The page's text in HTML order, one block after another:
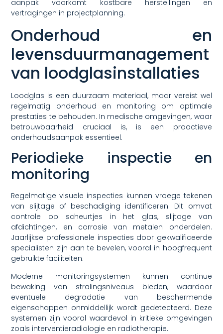
aanpak voorkomt kostbare herstellingen en
vertragingen in projectplanning.
Onderhoud en
levensduurmanagement
van loodglasinstallaties
Loodglas is een duurzaam materiaal, maar vereist wel
regelmatig onderhoud en monitoring om optimale
prestaties te behouden. In medische omgevingen, waar
betrouwbaarheid cruciaal is, is een proactieve
onderhoudsaanpak essentieel.
Periodieke inspectie en
monitoring
Regelmatige visuele inspecties kunnen vroege tekenen
van slijtage of beschadiging identificeren. Dit omvat
controle op scheurtjes in het glas, slijtage van
afdichtingen, en corrosie van metalen onderdelen.
Jaarlijkse professionele inspecties door gekwalificeerde
specialisten zijn aan te bevelen, vooral in hoogfrequent
gebruikte faciliteiten.
Moderne monitoringsystemen kunnen continue
bewaking van stralingsniveaus bieden, waardoor
eventuele degradatie van beschermende
eigenschappen onmiddellijk wordt gedetecteerd. Deze
systemen zijn vooral waardevol in kritieke omgevingen
zoals interventieradiologie en radiotherapie.